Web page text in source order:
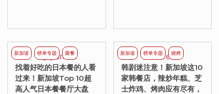
找着好吃的日本餐的人看
过来！新加坡Top 10超
高人气日本餐餐厅大盘
新加坡 榜单专题 聚餐
韩剧迷注意！新加坡这10
家韩餐店，辣炒年糕、芝
士炸鸡、烤肉应有尽有，
新加坡 榜单专题 烧烤